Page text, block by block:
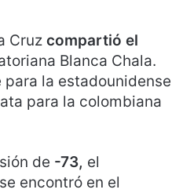
Cruz compartió el
Blanca Chala.
la estadounidense
para la colombiana
de -73, el
encontró en el